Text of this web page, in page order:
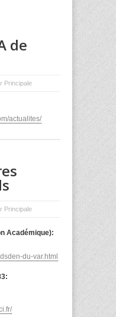
de
Principale
actualites/
Principale
Académique):
dsden-du-var.html